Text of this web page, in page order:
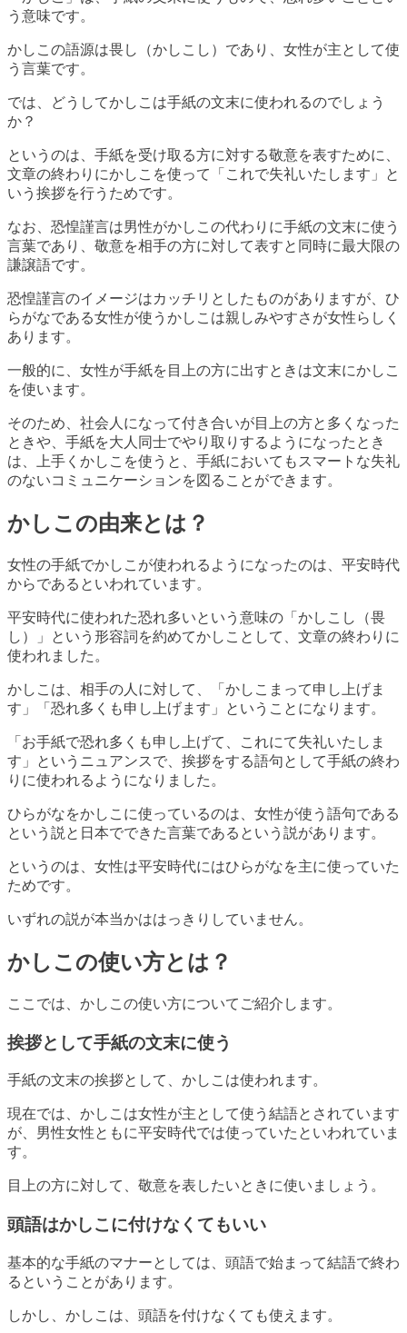
う意味です。
かしこの語源は畏し（かしこし）であり、女性が主として使
う言葉です。
では、どうしてかしこは手紙の文末に使われるのでしょう
か？
というのは、手紙を受け取る方に対する敬意を表すために、
文章の終わりにかしこを使って「これで失礼いたします」と
いう挨拶を行うためです。
なお、恐惶謹言は男性がかしこの代わりに手紙の文末に使う
言葉であり、敬意を相手の方に対して表すと同時に最大限の
謙譲語です。
恐惶謹言のイメージはカッチリとしたものがありますが、ひ
らがなである女性が使うかしこは親しみやすさが女性らしく
あります。
一般的に、女性が手紙を目上の方に出すときは文末にかしこ
を使います。
そのため、社会人になって付き合いが目上の方と多くなった
ときや、手紙を大人同士でやり取りするようになったとき
は、上手くかしこを使うと、手紙においてもスマートな失礼
のないコミュニケーションを図ることができます。
かしこの由来とは？
女性の手紙でかしこが使われるようになったのは、平安時代
からであるといわれています。
平安時代に使われた恐れ多いという意味の「かしこし（畏
し）」という形容詞を約めてかしことして、文章の終わりに
使われました。
かしこは、相手の人に対して、「かしこまって申し上げま
す」「恐れ多くも申し上げます」ということになります。
「お手紙で恐れ多くも申し上げて、これにて失礼いたしま
す」というニュアンスで、挨拶をする語句として手紙の終わ
りに使われるようになりました。
ひらがなをかしこに使っているのは、女性が使う語句である
という説と日本でできた言葉であるという説があります。
というのは、女性は平安時代にはひらがなを主に使っていた
ためです。
いずれの説が本当かははっきりしていません。
かしこの使い方とは？
ここでは、かしこの使い方についてご紹介します。
挨拶として手紙の文末に使う
手紙の文末の挨拶として、かしこは使われます。
現在では、かしこは女性が主として使う結語とされています
が、男性女性ともに平安時代では使っていたといわれていま
す。
目上の方に対して、敬意を表したいときに使いましょう。
頭語はかしこに付けなくてもいい
基本的な手紙のマナーとしては、頭語で始まって結語で終わ
るということがあります。
しかし、かしこは、頭語を付けなくても使えます。